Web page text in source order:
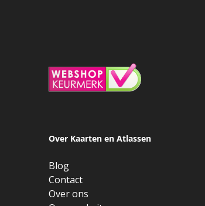
Over Kaarten en Atlassen
Blog
Contact
Over ons